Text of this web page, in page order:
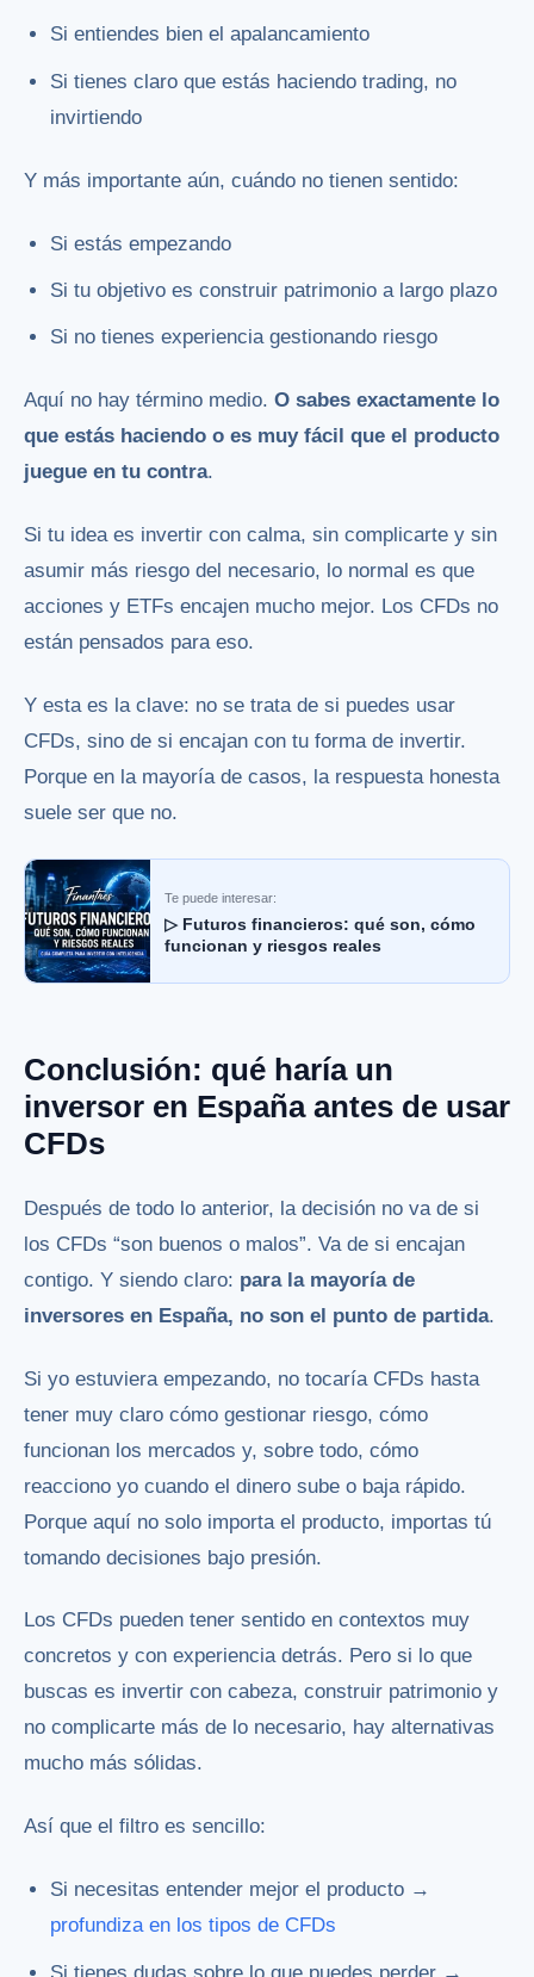
Si entiendes bien el apalancamiento
Si tienes claro que estás haciendo trading, no
invirtiendo
Y más importante aún, cuándo no tienen sentido:
Si estás empezando
Si tu objetivo es construir patrimonio a largo plazo
Si no tienes experiencia gestionando riesgo
Aquí no hay término medio. O sabes exactamente lo
que estás haciendo o es muy fácil que el producto
juegue en tu contra.
Si tu idea es invertir con calma, sin complicarte y sin
asumir más riesgo del necesario, lo normal es que
acciones y ETFs encajen mucho mejor. Los CFDs no
están pensados para eso.
Y esta es la clave: no se trata de si puedes usar
CFDs, sino de si encajan con tu forma de invertir.
Porque en la mayoría de casos, la respuesta honesta
suele ser que no.
Te puede interesar:
▷ Futuros financieros: qué son, cómo
funcionan y riesgos reales
Conclusión: qué haría un
inversor en España antes de usar
CFDs
Después de todo lo anterior, la decisión no va de si
los CFDs “son buenos o malos”. Va de si encajan
contigo. Y siendo claro: para la mayoría de
inversores en España, no son el punto de partida.
Si yo estuviera empezando, no tocaría CFDs hasta
tener muy claro cómo gestionar riesgo, cómo
funcionan los mercados y, sobre todo, cómo
reacciono yo cuando el dinero sube o baja rápido.
Porque aquí no solo importa el producto, importas tú
tomando decisiones bajo presión.
Los CFDs pueden tener sentido en contextos muy
concretos y con experiencia detrás. Pero si lo que
buscas es invertir con cabeza, construir patrimonio y
no complicarte más de lo necesario, hay alternativas
mucho más sólidas.
Así que el filtro es sencillo:
Si necesitas entender mejor el producto →
profundiza en los tipos de CFDs
Si tienes dudas sobre lo que puedes perder →